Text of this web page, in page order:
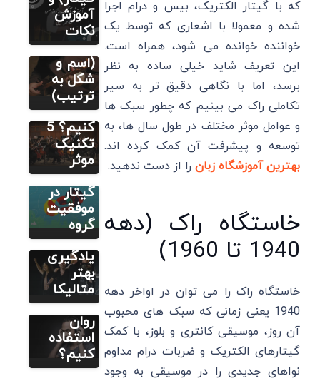
که با گیتار الکتریک، بیس و درام اجرا
شده و معمولا با اشعاری که توسط یک
خواننده خوانده می شود، همراه است.
این تعریف شاید خیلی ساده به نظر
برسد، اما با نگاهی دقیق تر به سیر
تکاملی راک می بینیم که چطور سبک ها
و عوامل موثر مختلف در طول سال ها، به
توسعه و پیشرفت آن کمک کرده اند.
بهترین آموزشگاه زبان را از دست ندهید.
خاستگاه راک (دهه
1940 تا 1960)
خاستگاه راک را می توان در اواخر دهه
1940 یعنی زمانی که سبک های محبوب
آن روز، موسیقی کانتری و بلوز، با کمک
گیتارهای الکتریک و ضربات درام مداوم
نواهای جدیدی را در موسیقی به وجود
آموزش
نکات
نت های
موسیقی
ایرانی
(اسم و
شکل به
ترتیب)
مطالب متنوع
چگونه یک
قطعه
موسیقی
را حفظ
کنیم؟ 5
تکنیک
موثر
مطالب متنوع
دیگر
راهنمای
راه‌اندازی
گروه
موسیقی و
نقش
گیتار در
موفقیت
گروه
مطالب متنوع
دیگر
چطور
متالیکا
اجرا کنیم؟
7 ترفند
برای
یادگیری
بهتر
متالیکا
مطالب متنوع
دیگر
چطور از
موسیقی
برای
تقویت
اعصاب و
روان
استفاده
کنیم؟